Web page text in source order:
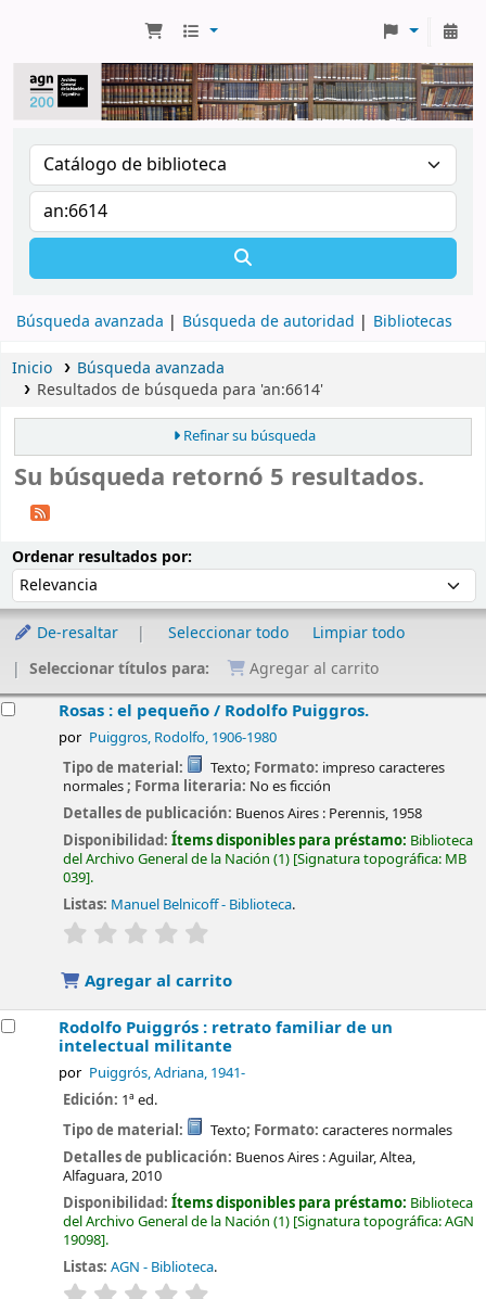
Búsqueda avanzada Búsqueda de autoridad Bibliotecas
Inicio
Búsqueda avanzada
Resultados de búsqueda para 'an:6614'
Refinar su búsqueda
Su búsqueda retornó 5 resultados.
Ordenar resultados por:
De-resaltar Seleccionar todo
Limpiar todo
Seleccionar títulos para:
Agregar al carrito
Rosas : el pequeño / Rodolfo Puiggros.
por Puiggros, Rodolfo, 1906-1980
Tipo de material: Texto; Formato: impreso caracteres
normales; Forma literaria: No es ficción
Detalles de publicación: Buenos Aires : Perennis, 1958
Disponibilidad:Ítems disponibles para préstamo: Biblioteca
del Archivo General de la Nación (1) Signatura topográfica: MB
039 .
Listas: Manuel Belnicoff - Biblioteca.
valoración
Agregar al carrito
Rodolfo Puiggrós : retrato familiar de un
intelectual militante
por Puiggrós, Adriana, 1941-
Edición: 1ª ed.
Tipo de material:
Texto; Formato: caracteres normales
Detalles de publicación: Buenos Aires :Aguilar, Altea,
Alfaguara,2010
Disponibilidad:Ítems disponibles para préstamo: Biblioteca
del Archivo General de la Nación (1) Signatura topográfica:AGN
19098 .
Listas: AGN - Biblioteca.
valoración